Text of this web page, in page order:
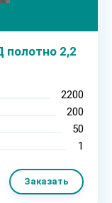
полотно 2,2
2200
200
50
1
Заказать